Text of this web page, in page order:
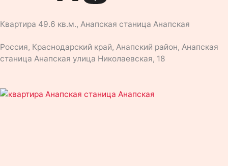
e
l
e
g
k
d
n
o
k
o
u
t
u
Квартира 49.6 кв.м., Анапская станица Анапская
Россия, Краснодарский край, Анапский район, Анапская
станица Анапская улица Николаевская, 18